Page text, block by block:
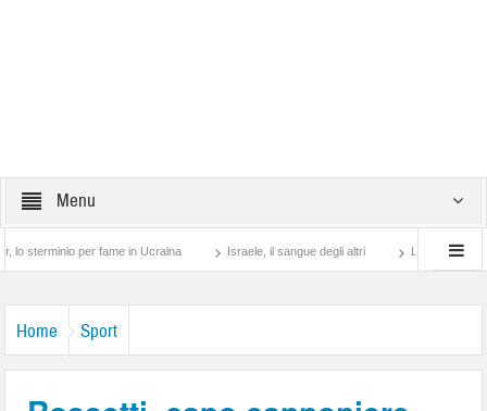
Menu
per fame in Ucraina Israele, il sangue degli altri Lotta di classe… tra
Home Sport